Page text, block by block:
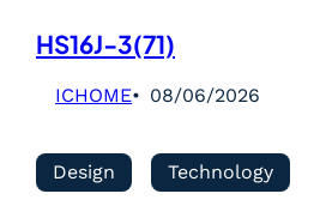
HS16J-3(71)
ICHOME 08/06/2026
Design Technology